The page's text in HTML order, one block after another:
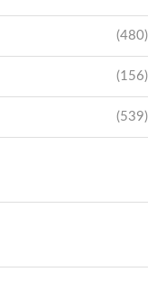
(480)
(156)
(539)